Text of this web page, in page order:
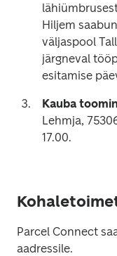
Hiljem
väljaspool
järgneval
esitamise
Kauba
Lehmja,
17.00.
Parcel Connect
aadressile.